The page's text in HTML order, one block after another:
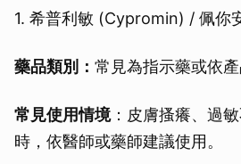
1. 希普利敏 (Cypromin) / 佩你
藥品類別： 常見為指示藥或依產
常見使用情境：皮膚搔癢、過
時，依醫師或藥師建議使用。